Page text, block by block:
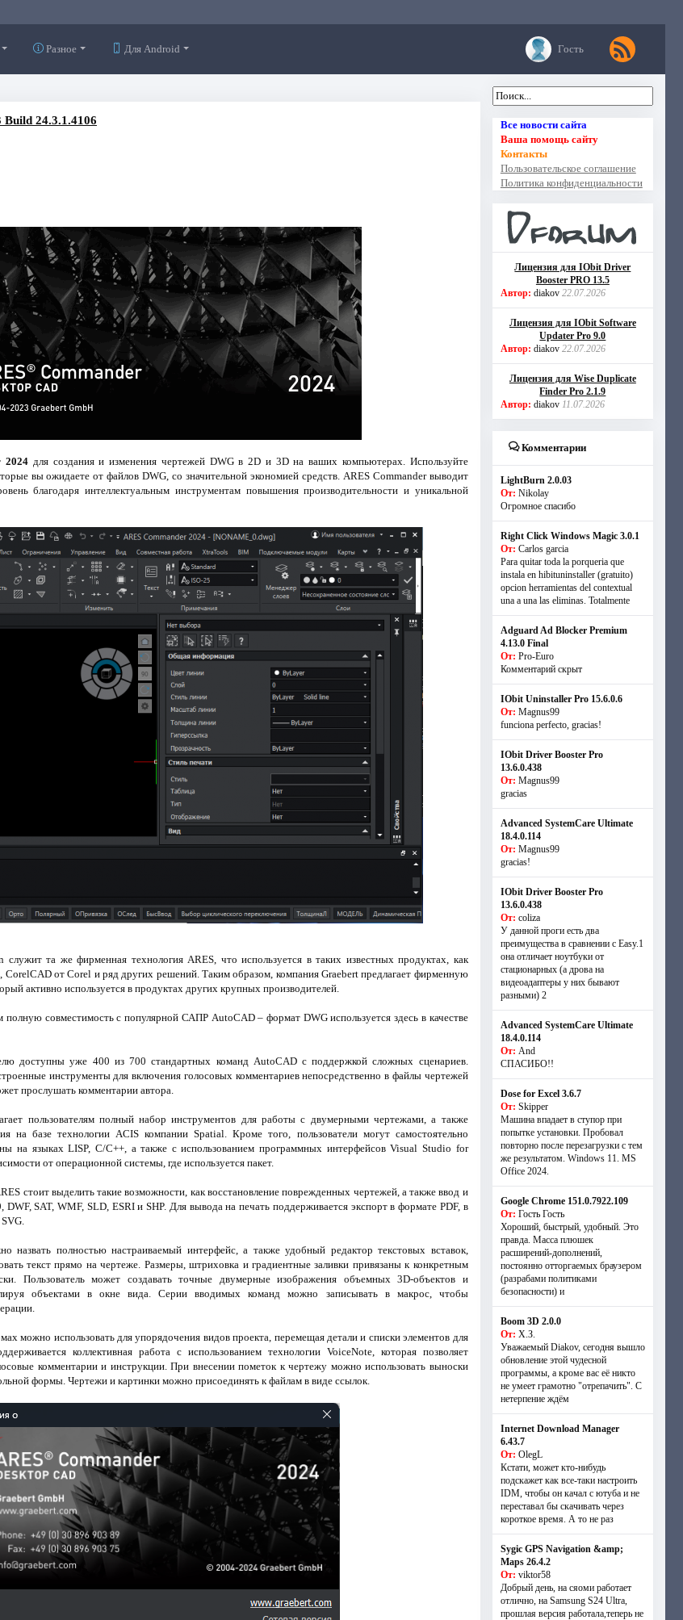
Разное Для Android Гость
Build 24.3.1.4106
2024 для создания и изменения чертежей DWG в 2D и 3D на ваших компьютерах. Используйте
вы ожидаете от файлов DWG, со значительной экономией средств. ARES Commander выводит
благодаря интеллектуальным инструментам повышения производительности и уникальной
та же фирменная технология ARES, что используется в таких известных продуктах, как
CorelCAD от Corel и ряд других решений. Таким образом, компания Graebert предлагает фирменную
активно используется в продуктах других крупных производителей.
полную совместимость с популярной САПР AutoCAD – формат DWG используется здесь в качестве
доступны уже 400 из 700 стандартных команд AutoCAD с поддержкой сложных сценариев.
инструменты для включения голосовых комментариев непосредственно в файлы чертежей
прослушать комментарии автора.
пользователям полный набор инструментов для работы с двумерными чертежами, а также
на базе технологии ACIS компании Spatial. Кроме того, пользователи могут самостоятельно
на языках LISP, C/C++, а также с использованием программных интерфейсов Visual Studio for
от операционной системы, где используется пакет.
стоит выделить такие возможности, как восстановление поврежденных чертежей, а также ввод и
SAT, WMF, SLD, ESRI и SHP. Для вывода на печать поддерживается экспорт в формате PDF, в
назвать полностью настраиваемый интерфейс, а также удобный редактор текстовых вставок,
текст прямо на чертеже. Размеры, штриховка и градиентные заливки привязаны к конкретным
Пользователь может создавать точные двумерные изображения объемных 3D-объектов и
объектами в окне вида. Серии вводимых команд можно записывать в макрос, чтобы
можно использовать для упорядочения видов проекта, перемещая детали и списки элементов для
коллективная работа с использованием технологии VoiceNote, которая позволяет
комментарии и инструкции. При внесении пометок к чертежу можно использовать выноски
формы. Чертежи и картинки можно присоединять к файлам в виде ссылок.
Все новости сайта
Ваша помощь сайту
Контакты
Пользовательское соглашение
Политика конфиденциальности
Лицензия для IObit Driver
Booster PRO 13.5
Автор: diakov 22.07.2026
Лицензия для IObit Software
Updater Pro 9.0
Автор: diakov 22.07.2026
Лицензия для Wise Duplicate
Finder Pro 2.1.9
Автор: diakov 11.07.2026
Комментарии
LightBurn 2.0.03
От: Nikolay
Огромное спасибо
Right Click Windows Magic 3.0.1
От: Carlos garcia
Para quitar toda la porqueria que
instala en hibituninstaller (gratuito)
opcion herramientas del contextual
una a una las eliminas. Totalmente
Adguard Ad Blocker Premium
4.13.0 Final
От: Pro-Euro
Комментарий скрыт
IObit Uninstaller Pro 15.6.0.6
От: Magnus99
funciona perfecto, gracias!
IObit Driver Booster Pro
13.6.0.438
От: Magnus99
gracias
Advanced SystemCare Ultimate
18.4.0.114
От: Magnus99
gracias!
IObit Driver Booster Pro
13.6.0.438
От: coliza
У данной проги есть два
преимущества в сравнении с Easy.1
она отличает ноутбуки от
стационарных (а дрова на
видеоадаптеры у них бывают
разными) 2
Advanced SystemCare Ultimate
18.4.0.114
От: And
СПАСИБО!!
Dose for Excel 3.6.7
От: Skipper
Машина впадает в ступор при
попытке установки. Пробовал
повторно после перезагрузки с тем
же результатом. Windows 11. MS
Offiсe 2024.
Google Chrome 151.0.7922.109
От: Гость Гость
Хороший, быстрый, удобный. Это
правда. Масса плюшек
расширений-дополнений,
постоянно отторгаемых браузером
(разрабами политиками
безопасности) и
Boom 3D 2.0.0
От: Х.З.
Уважаемый Diakov, сегодня вышло
обновление этой чудесной
программы, а кроме вас её никто
не умеет грамотно "отрепачить". С
нетерпение ждём
Internet Download Manager
6.43.7
От: OlegL
Кстати, может кто-нибудь
подскажет как все-таки настроить
IDM, чтобы он качал с ютуба и не
переставал бы скачивать через
короткое время. А то не раз
Sygic GPS Navigation &amp;
Maps 26.4.2
От: viktor58
Добрый день, на сяоми работает
отлично, на Samsung S24 Ultra,
прошлая версия работала,теперь не